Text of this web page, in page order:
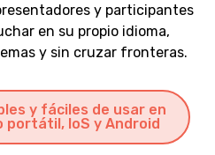
y participantes
en su propio idioma,
y sin cruzar fronteras.
y fáciles de usar en
IoS y Android